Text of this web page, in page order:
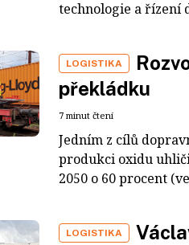
technologie a řízení
LOGISTIKA
překládku
7 minut čtení
Jedním z cílů
produkci oxidu
2050 o 60 procent
LOGISTIKA